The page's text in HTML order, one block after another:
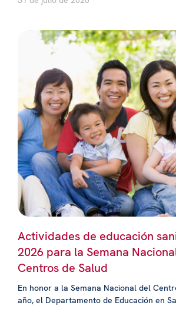
Actividades de educación
2026 para la Semana
Centros de Salud
En honor a la Semana Nacional del
año, el Departamento de Educación en